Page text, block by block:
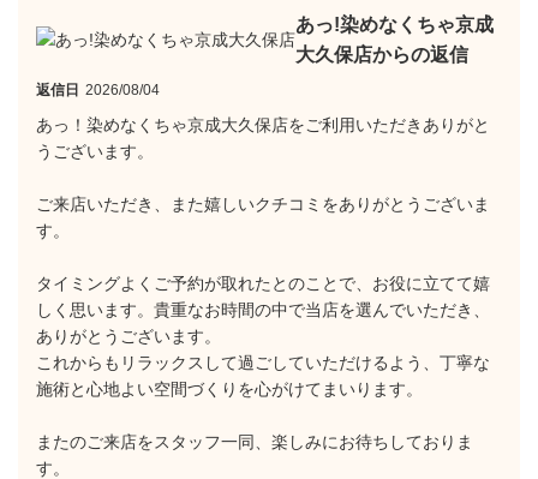
あっ!染めなくちゃ京成
大久保店からの返信
返信日 2026/08/04
あっ！染めなくちゃ京成大久保店をご利用いただきありがと
うございます。
ご来店いただき、また嬉しいクチコミをありがとうございま
す。
タイミングよくご予約が取れたとのことで、お役に立てて嬉
しく思います。貴重なお時間の中で当店を選んでいただき、
ありがとうございます。
これからもリラックスして過ごしていただけるよう、丁寧な
施術と心地よい空間づくりを心がけてまいります。
またのご来店をスタッフ一同、楽しみにお待ちしておりま
す。